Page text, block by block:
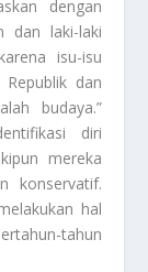
dengan
dan laki-laki
isu-isu
dan
budaya.”
diri
mereka
konservatif.
hal
tahun